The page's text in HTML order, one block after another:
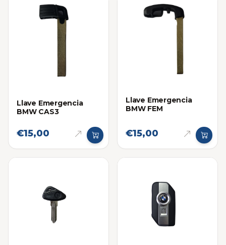
Llave Emergencia
BMW CAS3
€15,00
Llave Emergencia
BMW FEM
€15,00